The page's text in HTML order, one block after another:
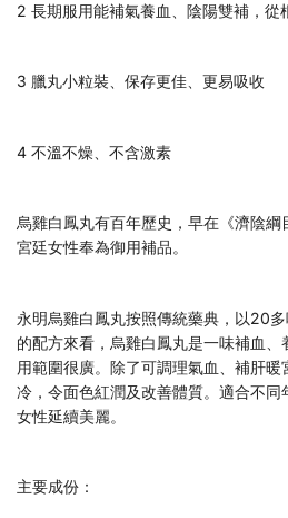
2 長期服用能補氣養血、陰陽雙補，從
3 臘丸小粒裝、保存更佳、更易吸收
4 不溫不燥、不含激素
烏雞白鳳丸有百年歷史，早在《濟陰
宮廷女性奉為御用補品。
永明烏雞白鳳丸按照傳統藥典，以20
的配方來看，烏雞白鳳丸是一味補血
用範圍很廣。除了可調理氣血、補肝
冷，令面色紅潤及改善體質。適合不
女性延續美麗。
主要成份：